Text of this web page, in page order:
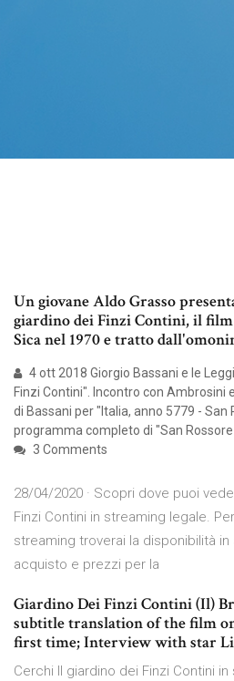
Un giovane Aldo Grasso
giardino dei Finzi Contini, il
Sica nel 1970 e tratto
4 ott 2018 Giorgio Bassani e le
Finzi Contini". Incontro con Ambrosini
di Bassani per "Italia, anno 5779 - San
programma completo di "San
3 Comments
28/04/2020 · Scopri dove puoi
Finzi Contini in streaming legale.
streaming troverai la disponibilità
acquisto e prezzi per la
Giardino Dei Finzi Contini (Il)
subtitle translation of the film
first time; Interview with star
Cerchi Il giardino dei Finzi Contini